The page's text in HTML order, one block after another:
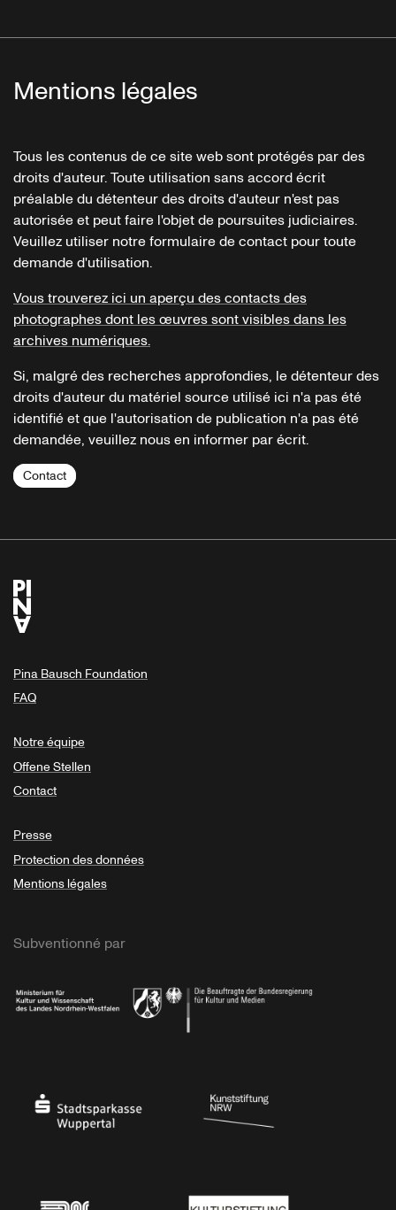
Mentions légales
Tous les contenus de ce site web sont protégés par des
droits d'auteur. Toute utilisation sans accord écrit
préalable du détenteur des droits d'auteur n'est pas
autorisée et peut faire l'objet de poursuites judiciaires.
Veuillez utiliser notre formulaire de contact pour toute
demande d'utilisation.
Vous trouverez ici un aperçu des contacts des
photographes dont les œuvres sont visibles dans les
archives numériques.
Si, malgré des recherches approfondies, le détenteur des
droits d'auteur du matériel source utilisé ici n'a pas été
identifié et que l'autorisation de publication n'a pas été
demandée, veuillez nous en informer par écrit.
Contact
Pina Bausch Foundation
FAQ
Notre équipe
Offene Stellen
Contact
Presse
Protection des données
Mentions légales
Subventionné par